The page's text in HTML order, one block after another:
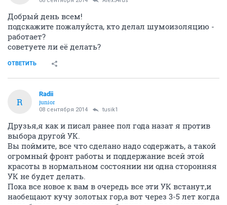
Добрый день всем!
подскажите пожалуйста, кто делал шумоизоляцию -
работает?
советуете ли её делать?
ОТВЕТИТЬ
R
Radii
junior
08 сентября 2014 tusik1
Друзья,я как и писал ранее пол года назат я против
выбора другой УК.
Вы поймите, все что сделано надо содержать, а такой
огромный фронт работы и поддержание всей этой
красоты в нормальном состоянии ни одна сторонняя
УК не будет делать.
Пока все новое к вам в очередь все эти УК встанут,и
наобещают кучу золотых гор,а вот через 3-5 лет когда